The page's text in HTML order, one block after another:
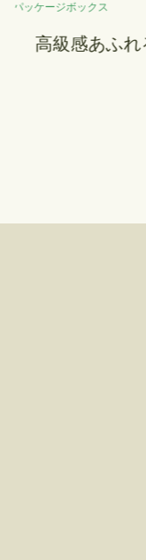
窓付きカスタ
クス